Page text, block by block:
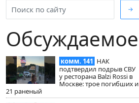
→
Обсуждаемое
комм. 141 НАК
подтвердил подрыв СВУ
у ресторана Balzi Rossi в
Москве: трое погибших и
21 раненый